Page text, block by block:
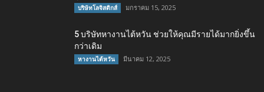
บริษัทโลจิสติกส์ มกราคม 15, 2025
5 บริษัทหางานไต้หวัน ช่วยให้คุณมีรายได้มากยิ่งขึ้น
กว่าเดิม
หางานไต้หวัน มีนาคม 12, 2025